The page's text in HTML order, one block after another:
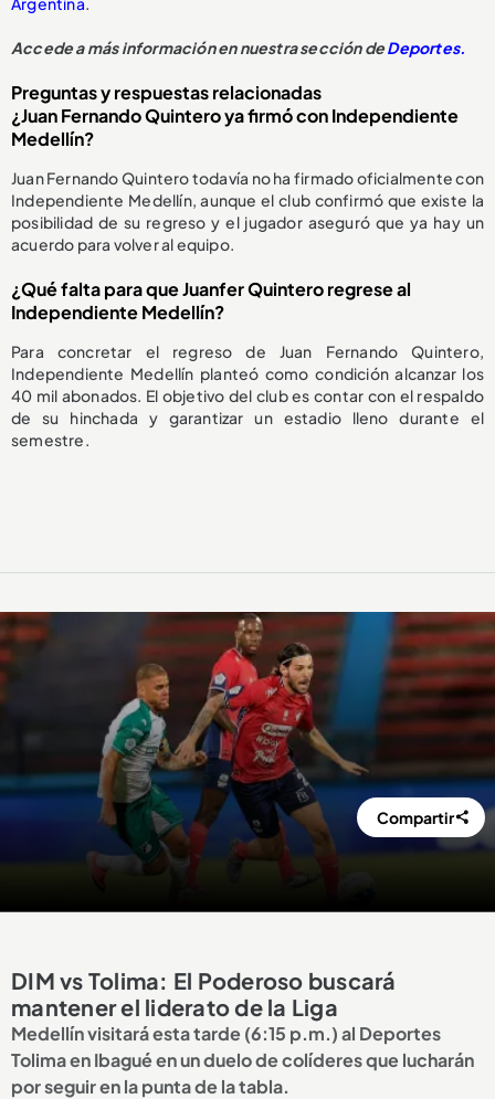
Accede a más información en nuestra sección deDeportes.
Preguntas y respuestas relacionadas
¿Juan Fernando Quintero ya firmó con Independiente
Medellín?
Juan Fernando Quintero todavía no ha firmado oficialmente con
Independiente Medellín, aunque el club confirmó que existe la
posibilidad de su regreso y el jugador aseguró que ya hay un
acuerdo para volver al equipo.
¿Qué falta para que Juanfer Quintero regrese al
Independiente Medellín?
Para concretar el regreso de Juan Fernando Quintero,
Independiente Medellín planteó como condición alcanzar los
40 mil abonados. El objetivo del club es contar con el respaldo
de su hinchada y garantizar un estadio lleno durante el
semestre.
Compartir
DIM vs Tolima: El Poderoso buscará
mantener el liderato de la Liga
Medellín visitará esta tarde (6:15 p.m.) al Deportes
Tolima en Ibagué en un duelo de colíderes que lucharán
por seguir en la punta de la tabla.